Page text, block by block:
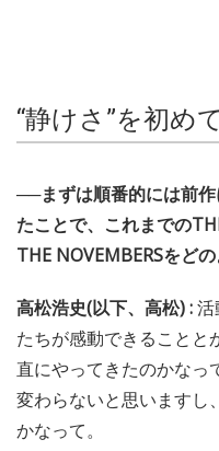
“静けさ”を初め
──まずは順番的には前
たことで、これまでの
THE NOVEMBERSをど
高松浩史(以下、高松) :活
たちが感動できることと
直にやってきたのかなっ
変わらないと思いますし
かなって。